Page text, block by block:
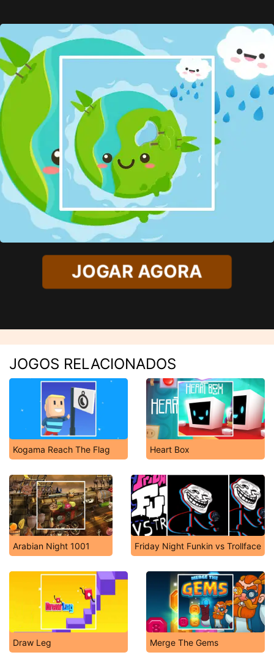
JOGAR AGORA
JOGOS RELACIONADOS
Kogama Reach The Flag Heart Box
Arabian Night 1001 Friday Night Funkin vs Trollface
Draw Leg Merge The Gems